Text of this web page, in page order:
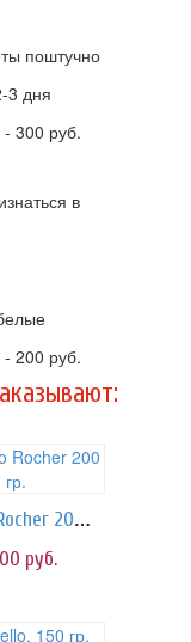
поштучно
3 дня
- 300 руб.
в
- 200 руб.
Ferrero Rocher 200 гр.
руб.